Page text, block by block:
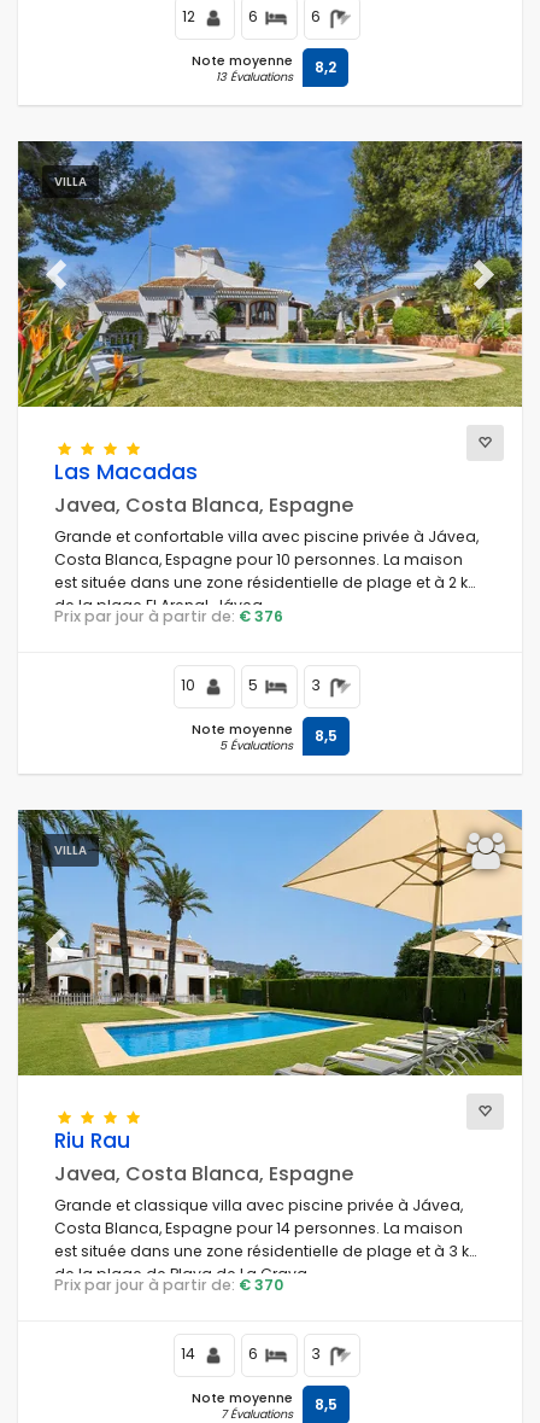
12 6 6
Note moyenne
13 Évaluations 8,2
VILLA
Previous Next
Las Macadas
Javea, Costa Blanca, Espagne
Grande et confortable villa avec piscine privée à Jávea,
Costa Blanca, Espagne pour 10 personnes. La maison
est située dans une zone résidentielle de plage et à 2 km
de la plage El Arenal, Jávea.
Prix par jour à partir de: € 376
10 5 3
Note moyenne
5 Évaluations 8,5
VILLA
Previous Next
Riu Rau
Javea, Costa Blanca, Espagne
Grande et classique villa avec piscine privée à Jávea,
Costa Blanca, Espagne pour 14 personnes. La maison
est située dans une zone résidentielle de plage et à 3 km
de la plage de Playa de La Grava.
Prix par jour à partir de: € 370
14 6 3
Note moyenne
7 Évaluations 8,5